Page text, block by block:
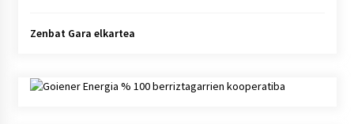
Zenbat Gara elkartea